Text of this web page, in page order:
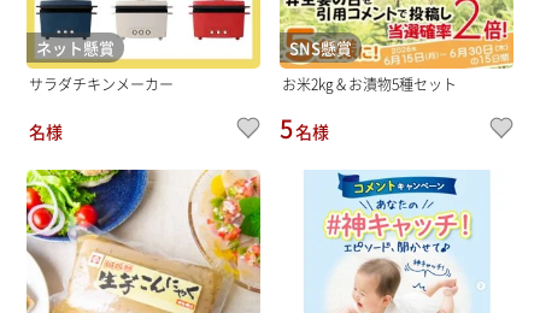
ネット懸賞
サラダチキンメーカー
名様
SNS懸賞
お米2kg＆お漬物5種セット
5名様